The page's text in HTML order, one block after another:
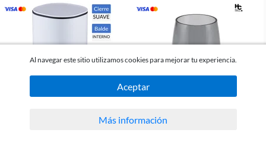
Just Home Collection
Al navegar este sitio utilizamos cookies para mejorar tu experiencia.
Aceptar
Más información